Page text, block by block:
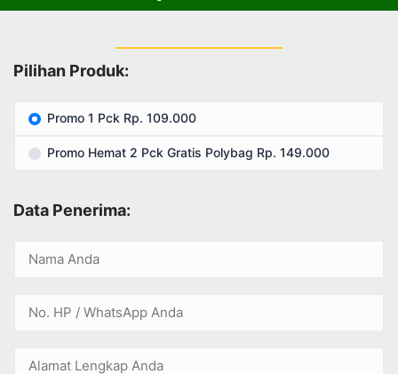
Pilihan Produk:
Promo 1 Pck Rp. 109.000
Promo Hemat 2 Pck Gratis Polybag Rp. 149.000
Data Penerima: